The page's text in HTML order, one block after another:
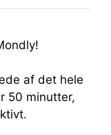
af det hele
50 minutter,